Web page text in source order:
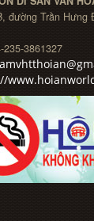
đường Trần
235-3861327